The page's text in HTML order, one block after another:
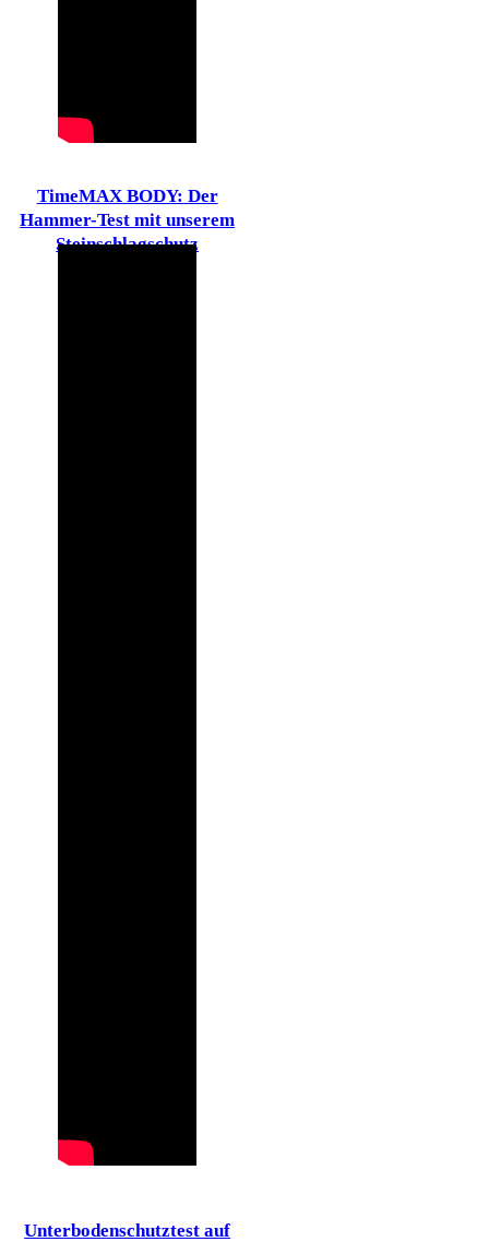
TimeMAX BODY: Der
Hammer-Test mit unserem
Steinschlagschutz
Unterbodenschutztest auf